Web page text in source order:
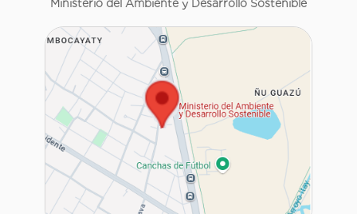
Ministerio del Ambiente y Desarrollo Sostenible